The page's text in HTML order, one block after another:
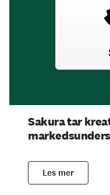
Sakura tar
Les mer